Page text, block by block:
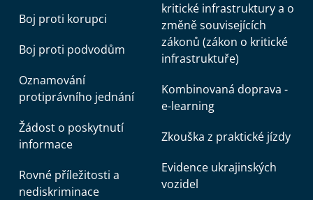
Boj proti korupci
Boj proti podvodům
Oznamování
protiprávního jednání
Žádost o poskytnutí
informace
Rovné příležitosti a
nediskriminace
kritické infrastruktury a o
změně souvisejících
zákonů (zákon o kritické
infrastruktuře)
Kombinovaná doprava -
e-learning
Zkouška z praktické jízdy
Evidence ukrajinských
vozidel